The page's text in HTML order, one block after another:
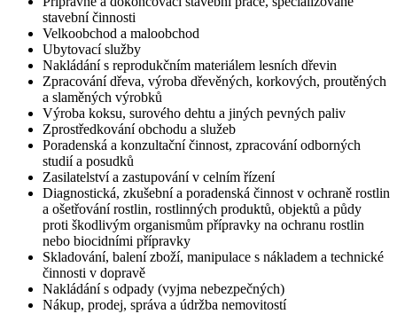
stavební činnosti
Velkoobchod a maloobchod
Ubytovací služby
Nakládání s reprodukčním materiálem lesních dřevin
Zpracování dřeva, výroba dřevěných, korkových, proutěných
a slaměných výrobků
Výroba koksu, surového dehtu a jiných pevných paliv
Zprostředkování obchodu a služeb
Poradenská a konzultační činnost, zpracování odborných
studií a posudků
Zasilatelství a zastupování v celním řízení
Diagnostická, zkušební a poradenská činnost v ochraně rostlin
a ošetřování rostlin, rostlinných produktů, objektů a půdy
proti škodlivým organismům přípravky na ochranu rostlin
nebo biocidními přípravky
Skladování, balení zboží, manipulace s nákladem a technické
činnosti v dopravě
Nakládání s odpady (vyjma nebezpečných)
Nákup, prodej, správa a údržba nemovitostí